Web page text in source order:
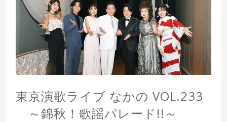
東京演歌ライブ なかの VOL.233
～錦秋！歌謡パレード!!～